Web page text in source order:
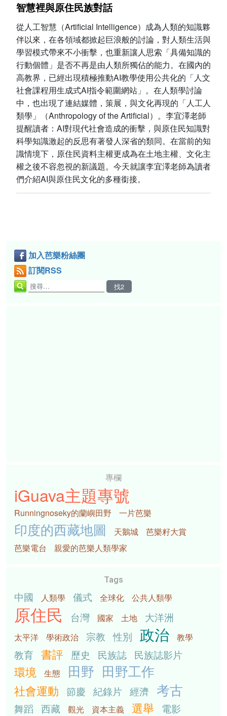
智慧裡與原住民族對話
從人工智慧（Artificial Intelligence）成為人類的知識夥
伴以來，在各領域都掀起巨浪般的討論，對人類生活與
學習模式帶來不小衝擊，也重新讓人思索「具備知識的
行動個體」是否不再是由人類所獨佔的能力。在國內的
高教界，已經出現積極推動AI教學使用公共化的「人文
社會課程用生成式AI指令範圍網站」。在人類學討論
中，也出現了連結媒體，策展，與文化再現的「人工人
類學」（Anthropology of the Artificial）。李宜澤老師
提醒讀者：AI對現代社會造成的衝擊，與原住民知識對
科學知識激起的反思有著發人深省的類同。在當前的知
識情境下，原住民資料主權更成為在土地主權、文化主
權之後不容忽視的新議題。今天就讓李宜澤老師為讀者
們介紹AI與原住民文化的多種銜接。
加入芭樂粉絲團
訂閱RSS
專欄
iGuava主題專號
Runningnoseky的蘭嶼田野 一片芭樂
印度的西藏地圖 天鵝城
芭樂籽大賞
芭樂電台
親愛的芭樂人類學家
Tags
中國 人類學 儀式 全球化 公共人類學
原住民 台灣 國家 土地 大洋洲
太平洋 學術政治 宗教 性別 政治 教學
教育 書評 歷史 民族誌 民族誌影片
環境 生態 田野 田野工作
社會運動 節慶 紀錄片 經濟 考古
舞蹈 西藏 觀光 資本主義 選舉
電影